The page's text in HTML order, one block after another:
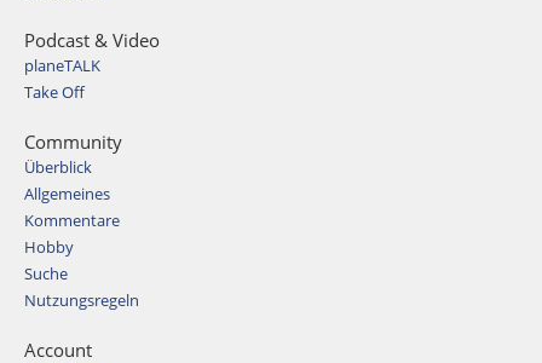
Podcast & Video
planeTALK
Take Off
Community
Überblick
Allgemeines
Kommentare
Hobby
Suche
Nutzungsregeln
Account